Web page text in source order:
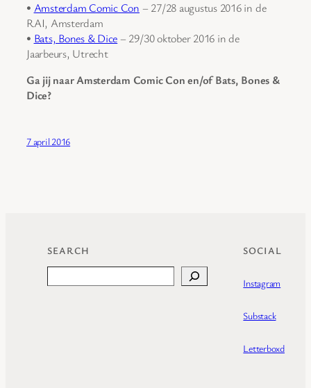
• Amsterdam Comic Con – 27/28 augustus 2016 in de
RAI, Amsterdam
• Bats, Bones & Dice– 29/30 oktober 2016 in de
Jaarbeurs, Utrecht
Ga jij naar Amsterdam Comic Con en/of Bats, Bones &
Dice?
7 april 2016
SEARCH SOCIAL
Instagram
Substack
Letterboxd